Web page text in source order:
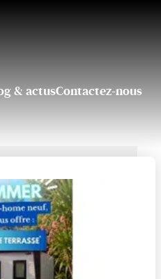
& actusContactez-nous
? Une
?
nous